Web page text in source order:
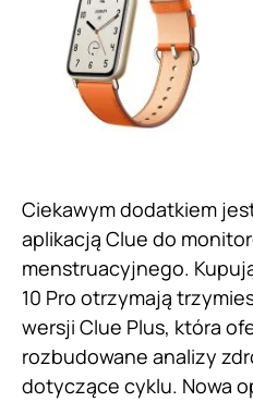
Ciekawym dodatkiem
aplikacją Clue do
menstruacyjnego.
10 Pro otrzymają
wersji Clue Plus, która
rozbudowane analizy
dotyczące cyklu. Nowa